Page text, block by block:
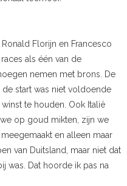
Florijn en Francesco
als één van de
nemen met brons. De
start was niet voldoende
te houden. Ook Italië
op goud mikten, zijn we
en alleen maar
van Duitsland, maar niet dat
was. Dat hoorde ik pas na